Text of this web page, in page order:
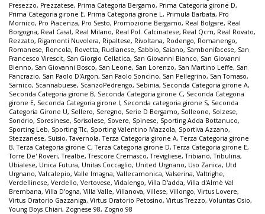
Presezzo, Prezzatese, Prima Categoria Bergamo, Prima Categoria girone D,
Prima Categoria girone E, Prima Categoria girone L , Primula Barbata, Pro
Mornico, Pro Piacenza, Pro Sesto, Promozione Bergamo, Real Bolgare, Real
Borgogna, Real Casal, Real Milano, Real Pol. Calcinatese, Real Qcm, Real Rovato,
Rezzato, Rigamonti Nuvolera, Ripaltese, Rivoltana, Rodengo, Romanengo,
Romanese, Roncola, Rovetta, Rudianese, Sabbio, Saiano, Sambonifacese, San
Francesco Virescit, San Giorgio Cellatica, San Giovanni Bianco, San Giovanni
Bienno, San Giovanni Bosco, San Leone, San Lorenzo, San Martino Leffe, San
Pancrazio, San Paolo D'Argon, San Paolo Soncino, San Pellegrino, San Tomaso,
Sarnico, Scannabuese, ScanzoPedrengo, Sebinia, Seconda Categoria girone A,
Seconda Categoria girone B, Seconda Categoria girone C, Seconda Categoria
girone E, Seconda Categoria girone I, Seconda categoria girone S, Seconda
Categoria Girone U, Sellero, Seregno, Serie D Bergamo, Solleone, Solzese,
Sondrio, Soresinese, Sorisolese, Sovere, Spinese, Sporting Adda Bottanuco,
Sporting Leb, Sporting Tlc, Sporting Valentino Mazzola, Sportiva Azzano,
Stezzanese, Suisio,Tavernola,Terza Categoria girone A,Terza Categoria girone
B,Terza Categoria girone C,Terza Categoria girone D,Terza Categoria girone E,
Torre De' Roveri,Trealbe,Trescore Cremasco,Trevigliese,Tribiano,Tribulina,
Ubialese, Unica Futura, Unitas Coccaglio, United Urgnano, Uso Zanica, Utd
Urgnano, Valcalepio, Valle Imagna, Vallecamonica, Valserina, Valtrighe,
Verdellinese, Verdello, Vertovese, Vidalengo, Villa D'adda, Villa d'Almè Val
Brembana, Villa D'ogna, Villa Valle, Villanova, Villese, Villongo, Virtus Lovere,
Virtus Oratorio Gazzaniga, Virtus Oratorio Petosino, Virtus Trezzo, Voluntas Osio,
Young Boys Chiari, Zognese 98, Zogno 98